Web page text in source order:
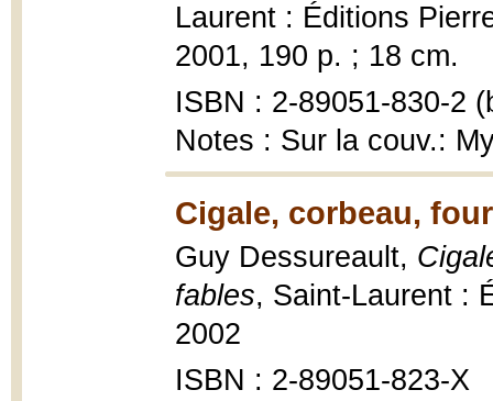
Laurent : Éditions
2001, 190 p. ; 18 cm.
ISBN : 2-89051-830-2
Notes : Sur la couv.:
Cigale, corbeau,
Guy Dessureault,
fables, Saint-Laurent :
2002
ISBN : 2-89051-823-X